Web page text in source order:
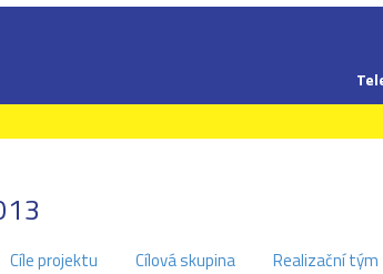
Cíle projektu Cílová skupina Realizační tým